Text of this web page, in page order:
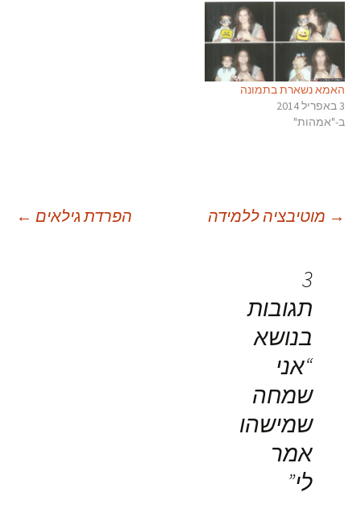
האמא נשארת בתמונה
3 באפריל 2014
ב-"אמהות"
ניווט
בפוסטים
→ מוטיבציה ללמידה הפרדת גילאים ←
3
תגובות
בנושא
“אני
שמחה
שמישהו
אמר
לי”